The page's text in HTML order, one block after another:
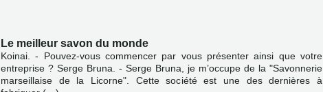
Le meilleur savon du monde
Koinai. - Pouvez-vous commencer par vous présenter ainsi que votre
entreprise ? Serge Bruna. - Serge Bruna, je m’occupe de la "Savonnerie
marseillaise de la Licorne". Cette société est une des dernières à